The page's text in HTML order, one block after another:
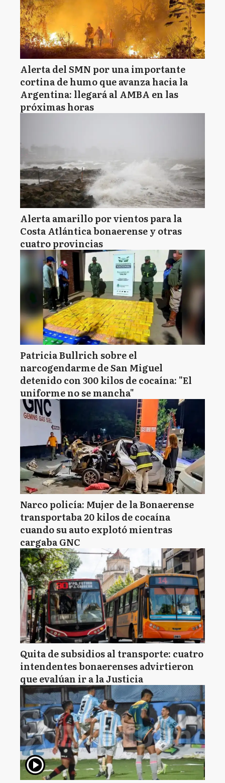
Alerta del SMN por una importante
cortina de humo que avanza hacia la
Argentina: llegará al AMBA en las
próximas horas
Alerta amarillo por vientos para la
Costa Atlántica bonaerense y otras
cuatro provincias
Patricia Bullrich sobre el
narcogendarme de San Miguel
detenido con 300 kilos de cocaína: "El
uniforme no se mancha"
Narco policía: Mujer de la Bonaerense
transportaba 20 kilos de cocaína
cuando su auto explotó mientras
cargaba GNC
Quita de subsidios al transporte: cuatro
intendentes bonaerenses advirtieron
que evalúan ir a la Justicia